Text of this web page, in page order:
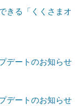
きる「くくさまオ
デートのお知らせ
デートのお知らせ